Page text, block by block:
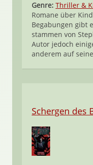
Genre: Thriller &
Romane über
Begabungen gibt
stammen von
Autor jedoch
anderem auf
Schergen des